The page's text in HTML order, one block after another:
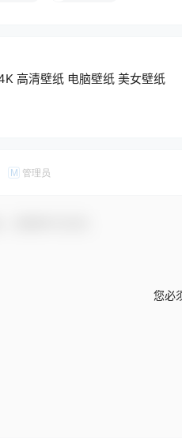
高清壁纸 电脑壁纸 美女壁纸
M 管理员
您必